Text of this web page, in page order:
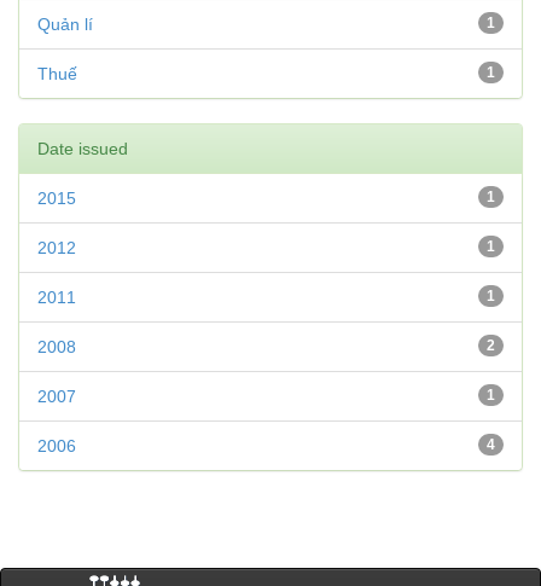
1
Quản lí
1
Thuế
Date issued
1
2015
1
2012
1
2011
2
2008
1
2007
4
2006